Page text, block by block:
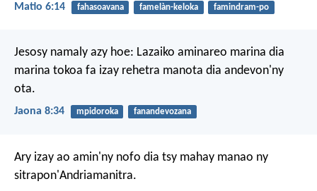
Matio 6:14 fahasoavana famelàn-keloka famindram-po
Jesosy namaly azy hoe: Lazaiko aminareo marina dia
marina tokoa fa izay rehetra manota dia andevon'ny
ota.
Jaona 8:34 mpidoroka fanandevozana
Ary izay ao amin'ny nofo dia tsy mahay manao ny
sitrapon'Andriamanitra.